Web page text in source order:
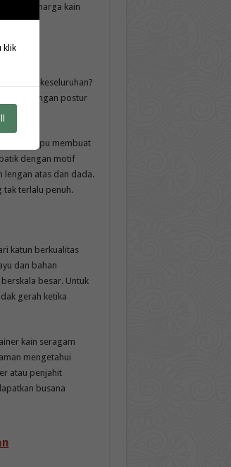
harga kain
secara keseluruhan?
batik dengan postur
mampu membuat
dengan motif
lengan atas dan dada.
tak terlalu penuh.
katun berkualitas
dan bahan
besar. Untuk
gerah ketika
kain seragam
mengetahui
atau penjahit
busana
klik